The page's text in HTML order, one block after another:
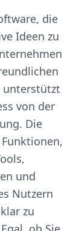
die
Ideen zu
unterstützt
von der
Die
und
Nutzern
zu